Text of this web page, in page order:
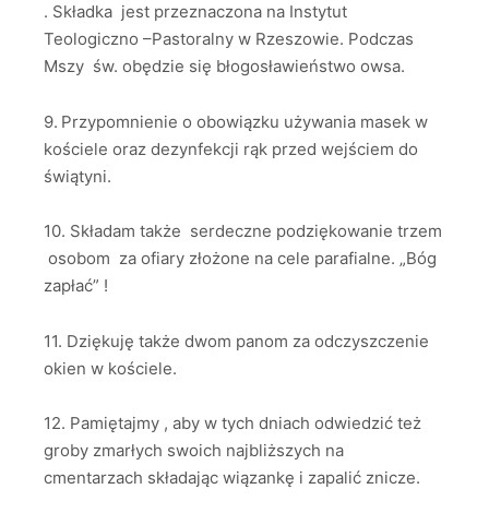
. Składka jest przeznaczona na Instytut
Teologiczno –Pastoralny w Rzeszowie. Podczas
Mszy św. obędzie się błogosławieństwo owsa.
9. Przypomnienie o obowiązku używania masek w
kościele oraz dezynfekcji rąk przed wejściem do
świątyni.
10. Składam także serdeczne podziękowanie trzem
osobom za ofiary złożone na cele parafialne. „Bóg
zapłać” !
11. Dziękuję także dwom panom za odczyszczenie
okien w kościele.
12. Pamiętajmy , aby w tych dniach odwiedzić też
groby zmarłych swoich najbliższych na
cmentarzach składając wiązankę i zapalić znicze.